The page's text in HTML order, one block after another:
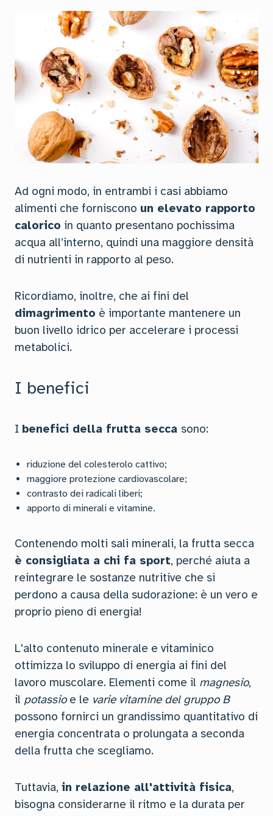
Ad ogni modo, in entrambi i casi abbiamo
alimenti che forniscono un elevato rapporto
calorico in quanto presentano pochissima
acqua all’interno, quindi una maggiore densità
di nutrienti in rapporto al peso.
Ricordiamo, inoltre, che ai fini del
dimagrimento è importante mantenere un
buon livello idrico per accelerare i processi
metabolici.
I benefici
I benefici della frutta secca sono:
riduzione del colesterolo cattivo;
maggiore protezione cardiovascolare;
contrasto dei radicali liberi;
apporto di minerali e vitamine.
Contenendo molti sali minerali, la frutta secca
è consigliata a chi fa sport, perché aiuta a
reintegrare le sostanze nutritive che si
perdono a causa della sudorazione: è un vero e
proprio pieno di energia!
L'alto contenuto minerale e vitaminico
ottimizza lo sviluppo di energia ai fini del
lavoro muscolare. Elementi come il magnesio,
il potassioe le varie vitamine del gruppo B
possono fornirci un grandissimo quantitativo di
energia concentrata o prolungata a seconda
della frutta che scegliamo.
Tuttavia, in relazione all'attività fisica,
bisogna considerarne il ritmo e la durata per